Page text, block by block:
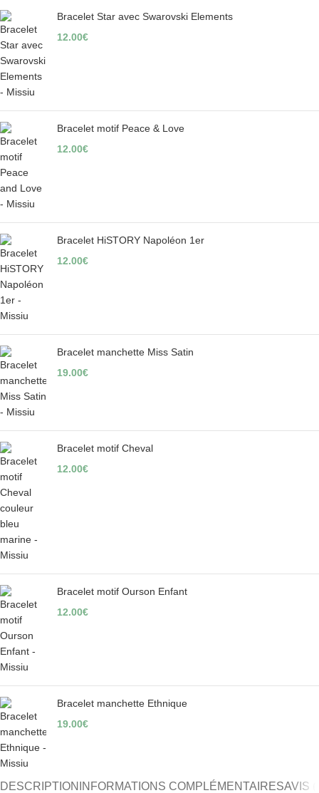
Bracelet Star avec Swarovski Elements
12.00€
Bracelet motif Peace & Love
12.00€
Bracelet HiSTORY Napoléon 1er
12.00€
Bracelet manchette Miss Satin
19.00€
Bracelet motif Cheval
12.00€
Bracelet motif Ourson Enfant
12.00€
Bracelet manchette Ethnique
19.00€
DESCRIPTION INFORMATIONS COMPLÉMENTAIRESAVIS